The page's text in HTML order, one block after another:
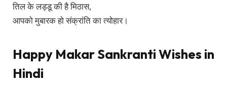
तिल के लड्डू की है मिठास,
आपको मुबारक हो संक्रांति का त्योहार।
Happy Makar Sankranti Wishes in
Hindi